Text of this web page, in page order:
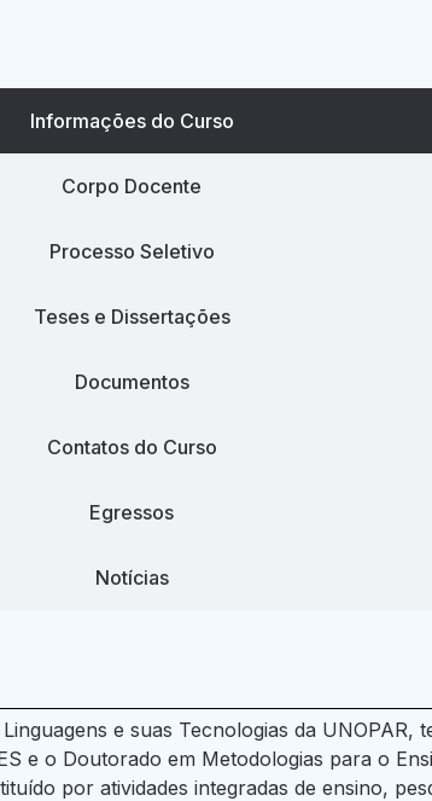
Informações do Curso
Corpo Docente
Processo Seletivo
Teses e Dissertações
Documentos
Contatos do Curso
Egressos
Notícias
e suas Tecnologias da UNOPAR,
e o Doutorado em Metodologias para o
por atividades integradas de ensino,